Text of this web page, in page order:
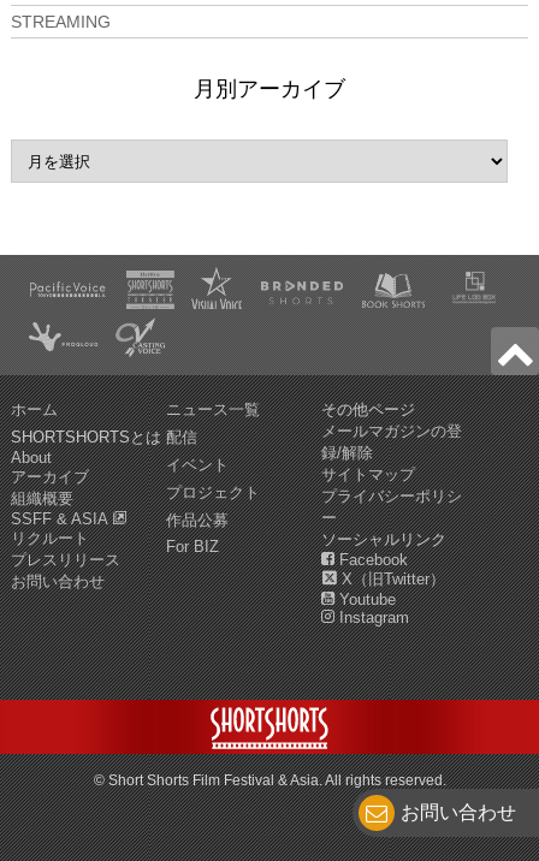
STREAMING
月別アーカイブ
お問い合わせ
ホーム
SHORTSHORTSとは
About
アーカイブ
組織概要
SSFF & ASIA
リクルート
プレスリリース
お問い合わせ
ニュース一覧
配信
イベント
プロジェクト
作品公募
For BIZ
その他ページ
メールマガジンの登
録/解除
サイトマップ
プライバシーポリシ
ー
ソーシャルリンク
Facebook
X（旧Twitter）
Youtube
Instagram
© Short Shorts Film Festival & Asia. All rights reserved.